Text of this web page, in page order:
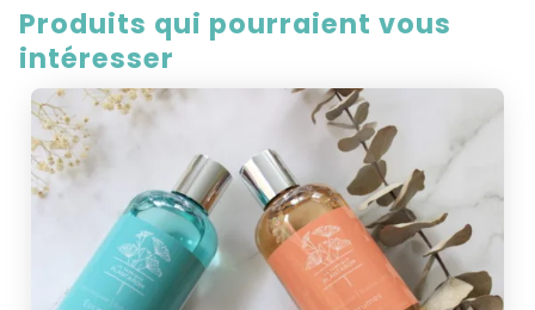
Produits qui pourraient vous
intéresser